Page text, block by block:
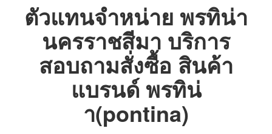
ตัวแทนจำหน่าย พรทิน่า
นครราชสีมา บริการ
สอบถามสั่งซื้อ สินค้า
แบรนด์ พรทิน่
า(pontina)